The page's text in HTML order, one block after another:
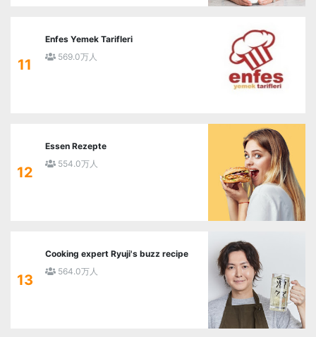
11
Enfes Yemek Tarifleri
569.0万人
12
Essen Rezepte
554.0万人
13
Cooking expert Ryuji's buzz recipe
564.0万人